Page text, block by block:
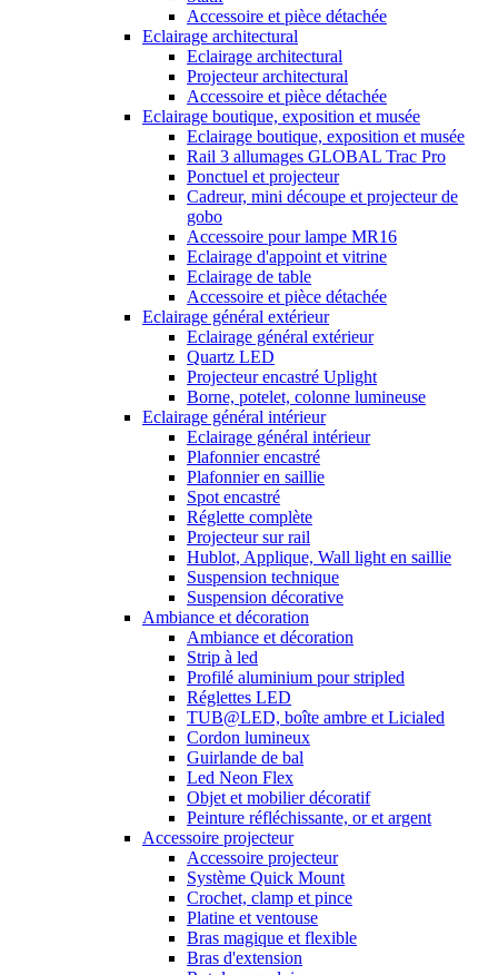
Accessoire et pièce détachée
Eclairage architectural
Eclairage architectural
Projecteur architectural
Accessoire et pièce détachée
Eclairage boutique, exposition et musée
Eclairage boutique, exposition et musée
Rail 3 allumages GLOBAL Trac Pro
Ponctuel et projecteur
Cadreur, mini découpe et projecteur de
gobo
Accessoire pour lampe MR16
Eclairage d'appoint et vitrine
Eclairage de table
Accessoire et pièce détachée
Eclairage général extérieur
Eclairage général extérieur
Quartz LED
Projecteur encastré Uplight
Borne, potelet, colonne lumineuse
Eclairage général intérieur
Eclairage général intérieur
Plafonnier encastré
Plafonnier en saillie
Spot encastré
Réglette complète
Projecteur sur rail
Hublot, Applique, Wall light en saillie
Suspension technique
Suspension décorative
Ambiance et décoration
Ambiance et décoration
Strip à led
Profilé aluminium pour stripled
Réglettes LED
TUB@LED, boîte ambre et Licialed
Cordon lumineux
Guirlande de bal
Led Neon Flex
Objet et mobilier décoratif
Peinture réfléchissante, or et argent
Accessoire projecteur
Accessoire projecteur
Système Quick Mount
Crochet, clamp et pince
Platine et ventouse
Bras magique et flexible
Bras d'extension